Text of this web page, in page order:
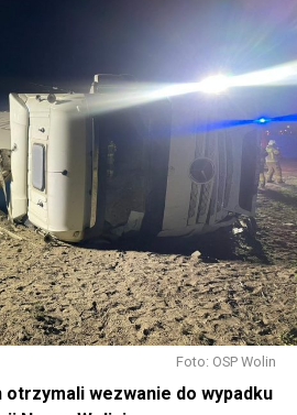
Foto: OSP Wolin
otrzymali wezwanie do wypadku